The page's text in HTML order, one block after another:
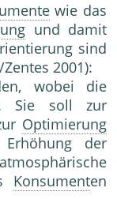
wie das
und damit
sind
2001):
wobei die
Sie soll zur
Optimierung
der
Konsumenten